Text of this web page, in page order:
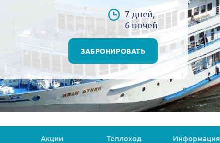
7 дней,
6 ночей
ЗАБРОНИРОВАТЬ
Акции Теплоход Информация